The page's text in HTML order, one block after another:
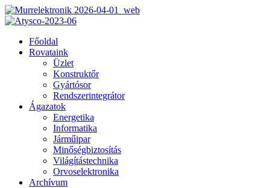
Főoldal
Rovataink
Üzlet
Konstruktőr
Gyártósor
Rendszerintegrátor
Ágazatok
Energetika
Informatika
Járműipar
Minőségbiztosítás
Világítástechnika
Orvoselektronika
Archívum